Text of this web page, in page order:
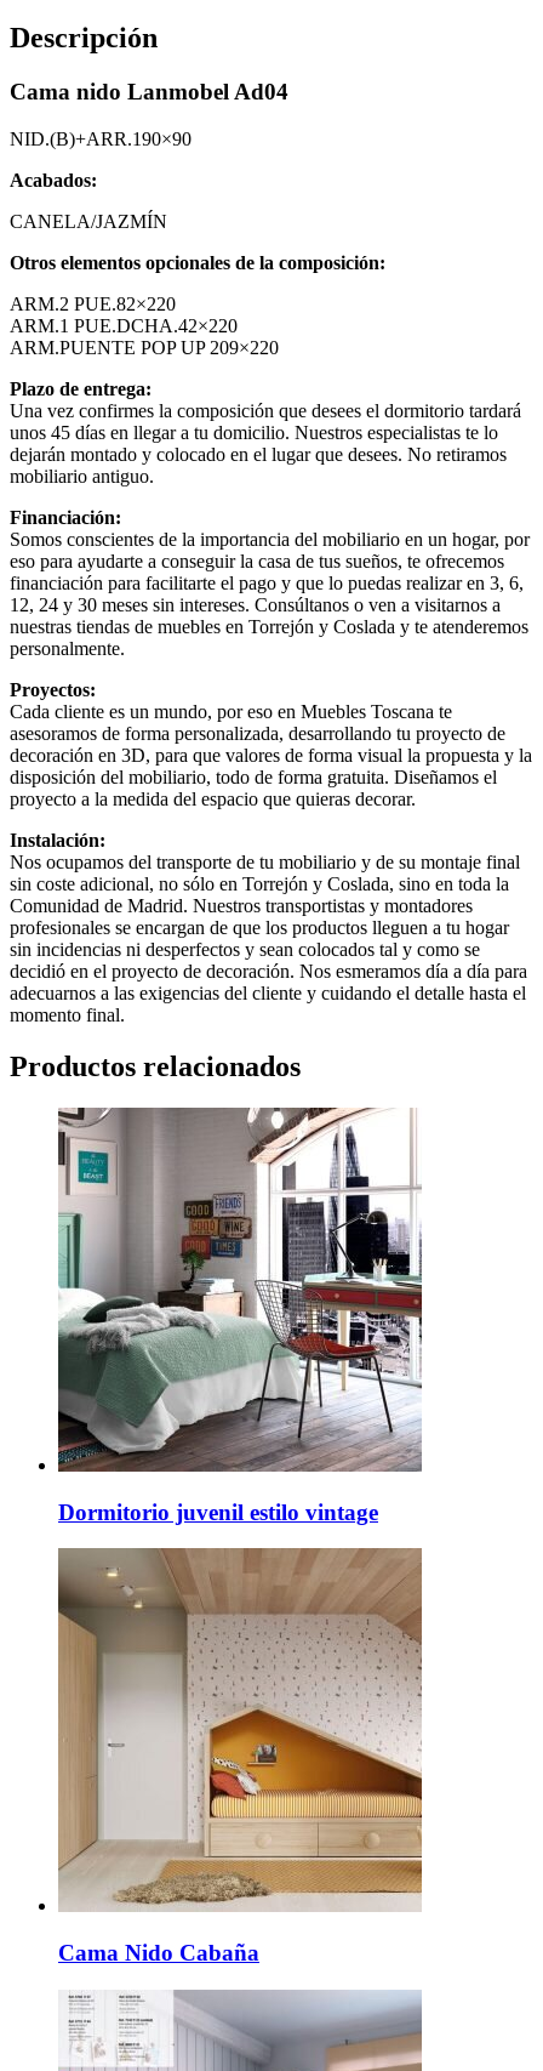
Descripción
Cama nido Lanmobel Ad04
NID.(B)+ARR.190×90
Acabados:
CANELA/JAZMÍN
Otros elementos opcionales de la composición:
ARM.2 PUE.82×220
ARM.1 PUE.DCHA.42×220
ARM.PUENTE POP UP 209×220
Plazo de entrega:
Una vez confirmes la composición que desees el dormitorio tardará
unos 45 días en llegar a tu domicilio. Nuestros especialistas te lo
dejarán montado y colocado en el lugar que desees. No retiramos
mobiliario antiguo.
Financiación:
Somos conscientes de la importancia del mobiliario en un hogar, por
eso para ayudarte a conseguir la casa de tus sueños, te ofrecemos
financiación para facilitarte el pago y que lo puedas realizar en 3, 6,
12, 24 y 30 meses sin intereses. Consúltanos o ven a visitarnos a
nuestras tiendas de muebles en Torrejón y Coslada y te atenderemos
personalmente.
Proyectos:
Cada cliente es un mundo, por eso en Muebles Toscana te
asesoramos de forma personalizada, desarrollando tu proyecto de
decoración en 3D, para que valores de forma visual la propuesta y la
disposición del mobiliario, todo de forma gratuita. Diseñamos el
proyecto a la medida del espacio que quieras decorar.
Instalación:
Nos ocupamos del transporte de tu mobiliario y de su montaje final
sin coste adicional, no sólo en Torrejón y Coslada, sino en toda la
Comunidad de Madrid. Nuestros transportistas y montadores
profesionales se encargan de que los productos lleguen a tu hogar
sin incidencias ni desperfectos y sean colocados tal y como se
decidió en el proyecto de decoración. Nos esmeramos día a día para
adecuarnos a las exigencias del cliente y cuidando el detalle hasta el
momento final.
Productos relacionados
Dormitorio juvenil estilo vintage
Cama Nido Cabaña